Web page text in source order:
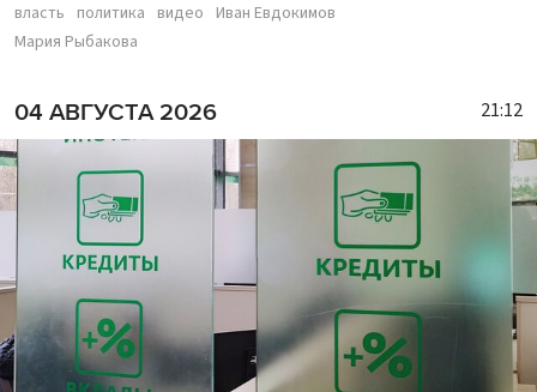
власть политика видео Иван Евдокимов
Мария Рыбакова
04 АВГУСТА 2026 21:12